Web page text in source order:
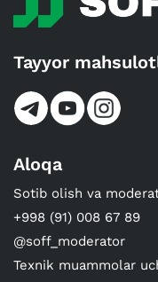
Tayyor
Aloqa
Sotib olish va
+998 (91) 008 67 89
@soff_moderator
Texnik muammolar